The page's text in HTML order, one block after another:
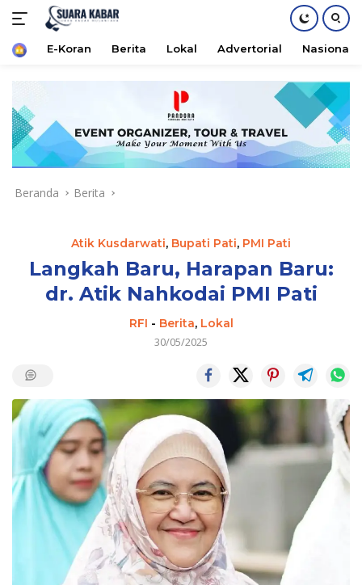
konten
HomeE-Koran Berita Lokal Advertorial Nasional
Beranda Berita
Atik Kusdarwati, Bupati Pati, PMI Pati
Langkah Baru, Harapan Baru:
dr. Atik Nahkodai PMI Pati
RFI - Berita, Lokal
30/05/2025